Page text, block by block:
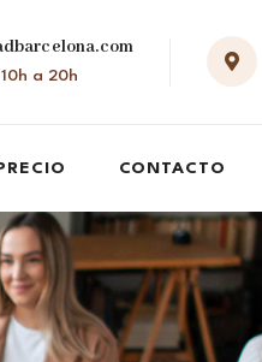
a 20h
PRECIO CONTACTO